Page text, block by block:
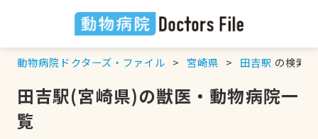
動物病院ドクターズ・ファイル 宮崎県 田吉駅 の検索
田吉駅(宮崎県)の獣医・動物病院一
覧